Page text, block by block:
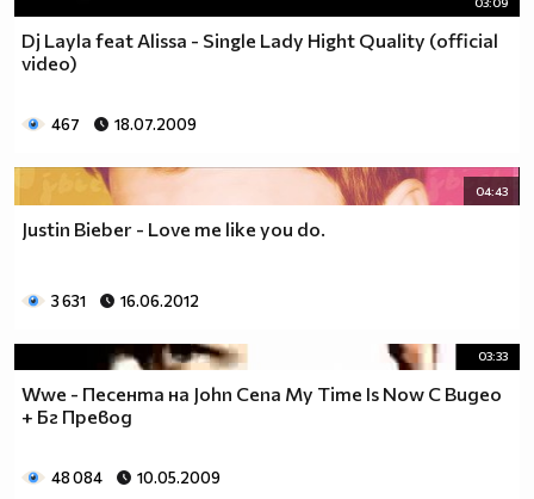
Dj Layla feat Alissa - Single Lady Hight Quality (official
video)
467 18.07.2009
04:43
Justin Bieber - Love me like you do.
3 631 16.06.2012
03:33
Wwe - Песента на John Cena My Time Is Now С Видео
+ Бг Превод
48 084 10.05.2009